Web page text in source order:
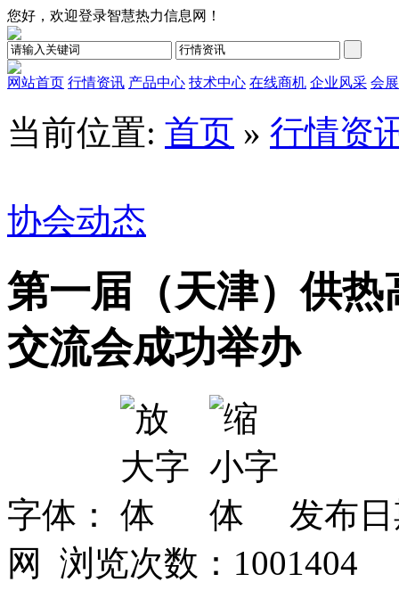
您好，欢迎登录智慧热力信息网！
网站首页 行情资讯 产品中心 技术中心 在线商机 企业风采 会
当前位置: 首页 » 行情资
协会动态
第一届（天津）供
交流会成功举办
字体：
发布
网 浏览次数： 1001404